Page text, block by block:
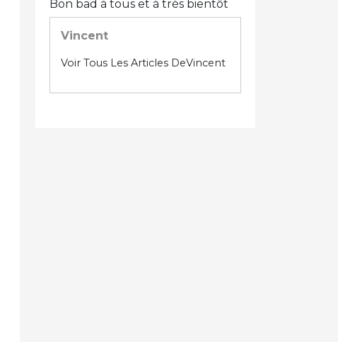
Bon bad à tous et à très bientôt
Vincent
Voir Tous Les Articles DeVincent